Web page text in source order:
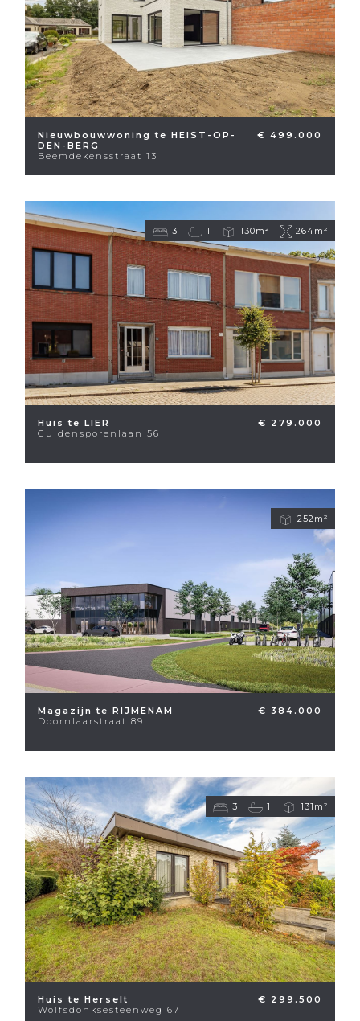
Nieuwbouwwoning te HEIST-OP-
DEN-BERG
Beemdekensstraat 13
€ 499.000
3 1 130m² 264m²
Huis te LIER
Guldensporenlaan 56
€ 279.000
252m²
Magazijn te RIJMENAM
Doornlaarstraat 89
€ 384.000
3 1 131m²
Huis te Herselt
Wolfsdonksesteenweg 67
€ 299.500